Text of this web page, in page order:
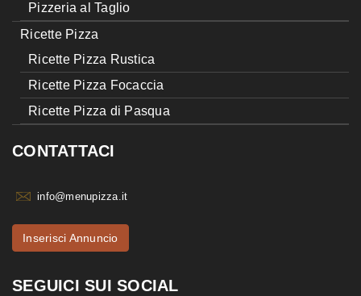
Pizzeria al Taglio
Ricette Pizza
Ricette Pizza Rustica
Ricette Pizza Focaccia
Ricette Pizza di Pasqua
CONTATTACI
info@menupizza.it
Inserisci Annuncio
SEGUICI SUI SOCIAL